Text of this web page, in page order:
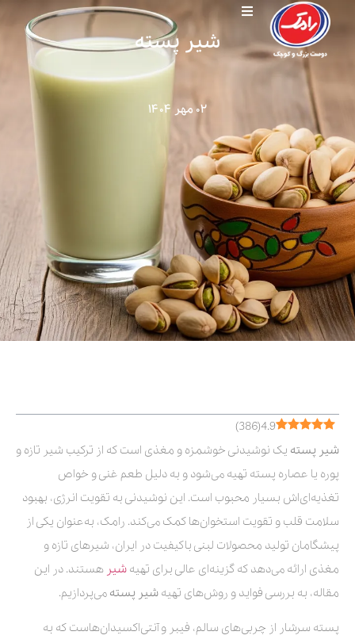
شیر پسته
۰۲ مهر ۱۴۰۴
4.9
(
386
)
شیر پسته یک نوشیدنی خوشمزه و مغذی است که از ترکیب شیر تازه و
پوره یا عصاره پسته تهیه می‌شود و به دلیل طعم غنی و خواص
تغذیه‌ای‌اش بسیار محبوب است. این نوشیدنی به تقویت انرژی، بهبود
سلامت قلب و تقویت استخوان‌ها کمک می‌کند. رامک، به‌عنوان یکی از
پیشگامان تولید محصولات لبنی باکیفیت در ایران، شیرهای تازه و
مغذی ارائه می‌دهد که گزینه‌ای عالی برای تهیه شیر هستند. در این
مقاله، به بررسی فواید و روش‌های تهیه شیر پسته می‌پردازیم.
پسته سرشار از چربی‌های سالم، فیبر و آنتی‌اکسیدان‌هاست که به